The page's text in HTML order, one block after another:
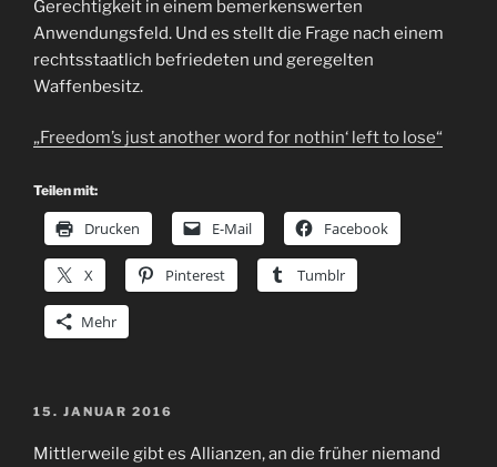
Gerechtigkeit in einem bemerkenswerten
Anwendungsfeld. Und es stellt die Frage nach einem
rechtsstaatlich befriedeten und geregelten
Waffenbesitz.
„Freedom’s just another word for nothin‘ left to lose“
Teilen mit:
Drucken E-Mail Facebook
X Pinterest Tumblr
Mehr
VERÖFFENTLICHT
15. JANUAR 2016
Mittlerweile gibt es Allianzen, an die früher niemand